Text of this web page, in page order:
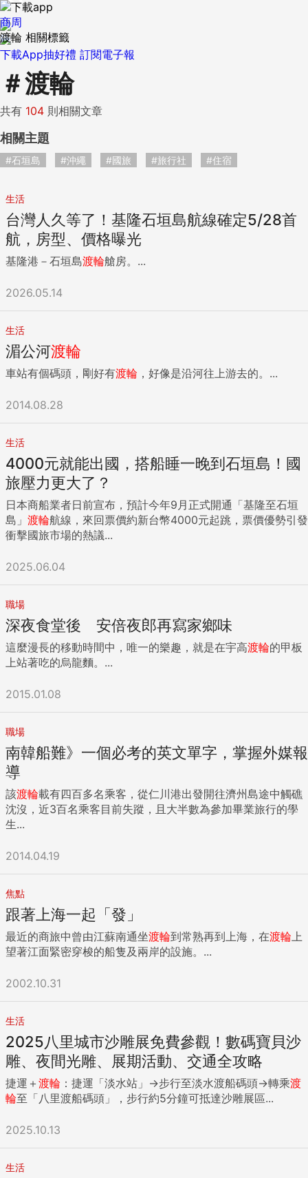
下載App抽好禮 訂閱電子報
商周
渡輪 相關標籤
＃渡輪
共有 104 則相關文章
相關主題
#石垣島 #沖繩 #國旅 #旅行社 #住宿
生活
台灣人久等了！基隆石垣島航線確定5/28首
航，房型、價格曝光
基隆港－石垣島渡輪艙房。...
2026.05.14
生活
湄公河渡輪
車站有個碼頭，剛好有渡輪 ，好像是沿河往上游去的。...
2014.08.28
生活
4000元就能出國，搭船睡一晚到石垣島！國
旅壓力更大了？
日本商船業者日前宣布，預計今年9月正式開通「基隆至石垣
島」 渡輪航線，來回票價約新台幣4000元起跳，票價優勢引發
衝擊國旅市場的熱議...
2025.06.04
職場
深夜食堂後 安倍夜郎再寫家鄉味
這麼漫長的移動時間中，唯一的樂趣，就是在宇高渡輪的甲板
上站著吃的烏龍麵。...
2015.01.08
職場
南韓船難》一個必考的英文單字，掌握外媒報
導
該渡輪載有四百多名乘客，從仁川港出發開往濟州島途中觸礁
沈沒，近3百名乘客目前失蹤，且大半數為參加畢業旅行的學
生...
2014.04.19
焦點
跟著上海一起「發」
最近的商旅中曾由江蘇南通坐渡輪到常熟再到上海，在渡輪 上
望著江面緊密穿梭的船隻及兩岸的設施。...
2002.10.31
生活
2025八里城市沙雕展免費參觀！數碼寶貝沙
雕、夜間光雕、展期活動、交通全攻略
捷運＋渡輪 ：捷運「淡水站」→步行至淡水渡船碼頭→轉乘渡
輪至「八里渡船碼頭」，步行約5分鐘可抵達沙雕展區...
2025.10.13
生活